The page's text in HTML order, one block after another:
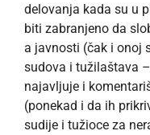
delovanja kada su u
biti zabranjeno da
a javnosti (čak i onoj
sudova i tužilaštava
najavljuje i
(ponekad i da ih
sudije i tužioce za